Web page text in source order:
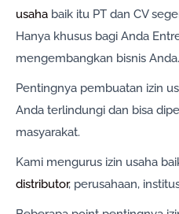
usaha baik itu PT dan CV
Hanya khusus bagi Anda
mengembangkan bisnis Anda.
Pentingnya pembuatan izin
Anda terlindungi dan bisa
masyarakat.
Kami mengurus izin usaha
distributor, perusahaan,